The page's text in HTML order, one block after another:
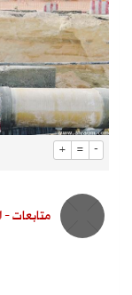
+ = -
متابعات -